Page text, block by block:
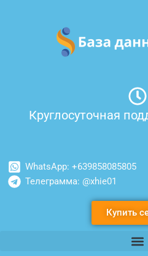
содержимому
Круглосуточная
WhatsApp: +639858085805
Телеграмма: @xhie01
Купить